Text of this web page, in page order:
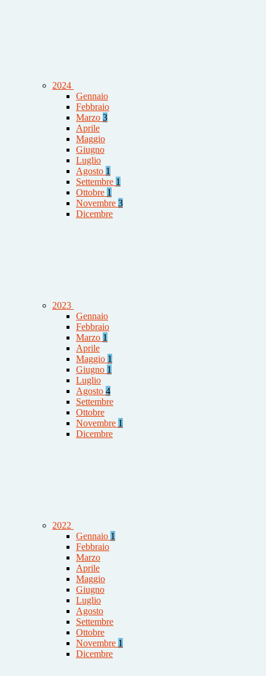
2024
Gennaio
Febbraio
Marzo 3
Aprile
Maggio
Giugno
Luglio
Agosto 1
Settembre 1
Ottobre 1
Novembre 3
Dicembre
2023
Gennaio
Febbraio
Marzo 1
Aprile
Maggio 1
Giugno 1
Luglio
Agosto 4
Settembre
Ottobre
Novembre 1
Dicembre
2022
Gennaio 1
Febbraio
Marzo
Aprile
Maggio
Giugno
Luglio
Agosto
Settembre
Ottobre
Novembre 1
Dicembre